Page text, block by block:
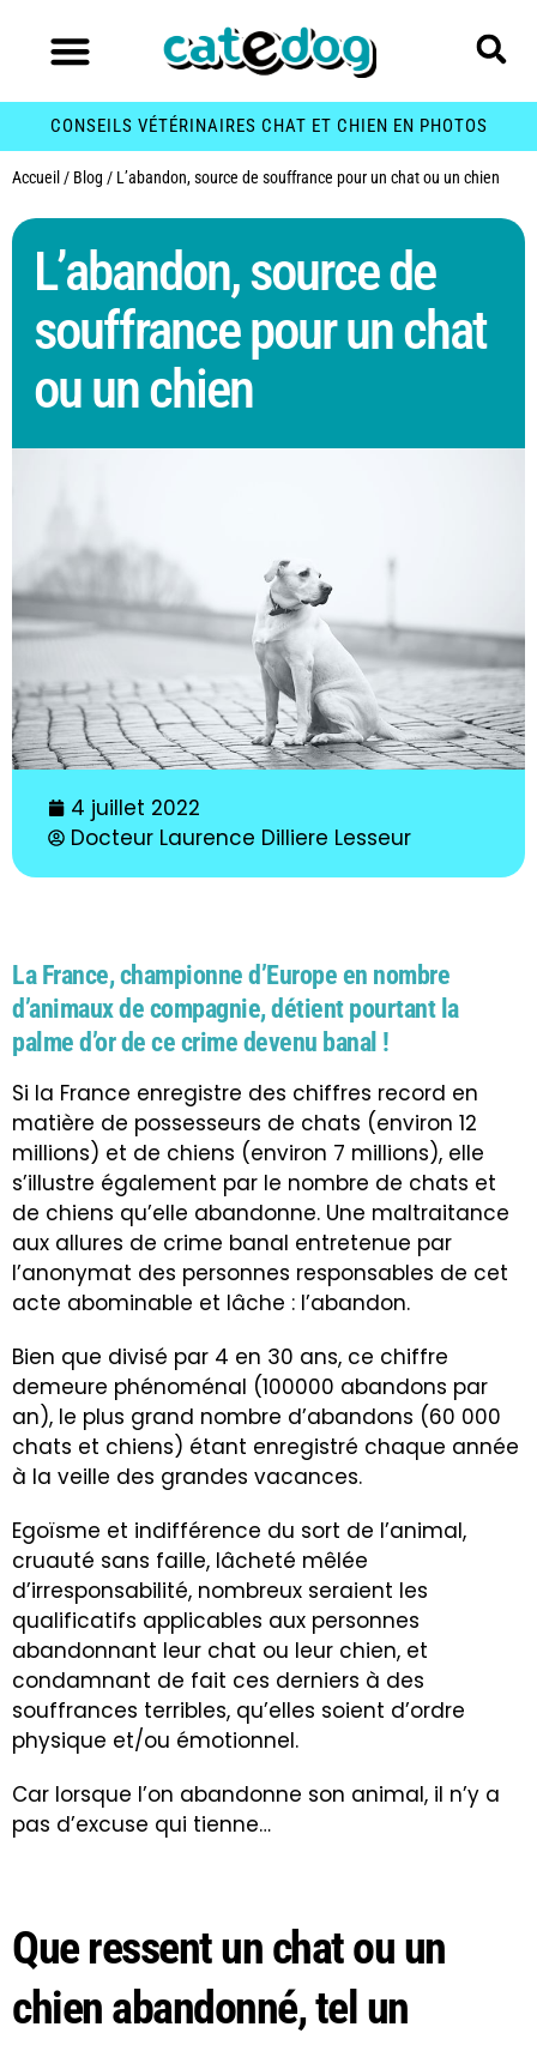
CONSEILS VÉTÉRINAIRES CHAT ET CHIEN EN PHOTOS
Accueil / Blog / L’abandon, source de souffrance pour un chat ou un chien
L’abandon, source de
souffrance pour un chat
ou un chien
4 juillet 2022
Docteur Laurence Dilliere Lesseur
La France, championne d’Europe en nombre
d’animaux de compagnie, détient pourtant la
palme d’or de ce crime devenu banal !
Si la France enregistre des chiffres record en
matière de possesseurs de chats (environ 12
millions) et de chiens (environ 7 millions), elle
s’illustre également par le nombre de chats et
de chiens qu’elle abandonne. Une maltraitance
aux allures de crime banal entretenue par
l’anonymat des personnes responsables de cet
acte abominable et lâche : l’abandon.
Bien que divisé par 4 en 30 ans, ce chiffre
demeure phénoménal (100000 abandons par
an), le plus grand nombre d’abandons (60 000
chats et chiens) étant enregistré chaque année
à la veille des grandes vacances.
Egoïsme et indifférence du sort de l’animal,
cruauté sans faille, lâcheté mêlée
d’irresponsabilité, nombreux seraient les
qualificatifs applicables aux personnes
abandonnant leur chat ou leur chien, et
condamnant de fait ces derniers à des
souffrances terribles, qu’elles soient d’ordre
physique et/ou émotionnel.
Car lorsque l’on abandonne son animal, il n’y a
pas d’excuse qui tienne…
Que ressent un chat ou un
chien abandonné, tel un